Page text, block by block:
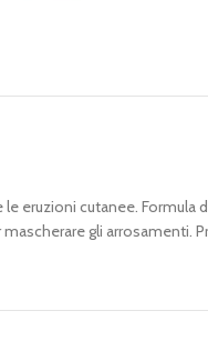
eruzioni cutanee.
gli arrosamenti.